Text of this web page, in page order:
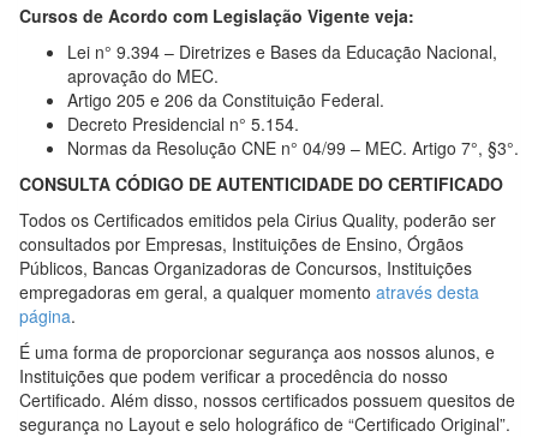
Cursos de Acordo com Legislação Vigente veja:
Lei n° 9.394 – Diretrizes e Bases da Educação Nacional,
aprovação do MEC.
Artigo 205 e 206 da Constituição Federal.
Decreto Presidencial n° 5.154.
Normas da Resolução CNE n° 04/99 – MEC. Artigo 7°, §3°.
CONSULTA CÓDIGO DE AUTENTICIDADE DO CERTIFICADO
Todos os Certificados emitidos pela Cirius Quality, poderão ser
consultados por Empresas, Instituições de Ensino, Órgãos
Públicos, Bancas Organizadoras de Concursos, Instituições
empregadoras em geral, a qualquer momento através desta
página.
É uma forma de proporcionar segurança aos nossos alunos, e
Instituições que podem verificar a procedência do nosso
Certificado. Além disso, nossos certificados possuem quesitos de
segurança no Layout e selo holográfico de “Certificado Original”.